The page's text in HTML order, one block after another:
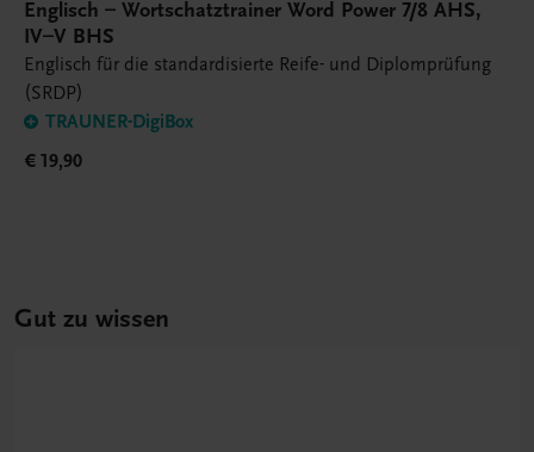
Englisch – Wortschatztrainer Word Power 7/8 AHS,
IV–V BHS
Englisch für die standardisierte Reife- und Diplomprüfung
(SRDP)
TRAUNER-DigiBox
€ 19,90
Gut zu wissen